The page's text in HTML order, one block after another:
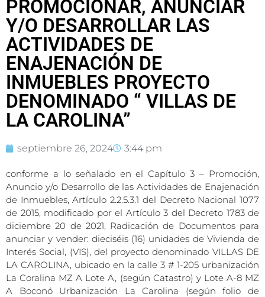
PROMOCIONAR, ANUNCIAR
Y/O DESARROLLAR LAS
ACTIVIDADES DE
ENAJENACIÓN DE
INMUEBLES PROYECTO
DENOMINADO “ VILLAS DE
LA CAROLINA”
septiembre 26, 2024 3:44 pm
conforme a lo señalado en el Capítulo 3 – Promoción,
Anuncio y/o Desarrollo de las Actividades de Enajenación
de Inmuebles, Artículo 2.2.5.3.1 del Decreto Nacional 1077
de 2015, modificado por el Artículo 3 del Decreto 1783 de
diciembre 20 de 2021, Radicación de Documentos para
anunciar y vender: dieciséis (16) unidades de Vivienda de
Interés Social, (VIS), del proyecto denominado VILLAS DE
LA CAROLINA, ubicado en la calle 3 # 1-205 urbanización
La Coralina MZ A Lote A, (según Catastro) y Lote A-8 MZ
A Boconó Urbanización La Carolina (según folio de